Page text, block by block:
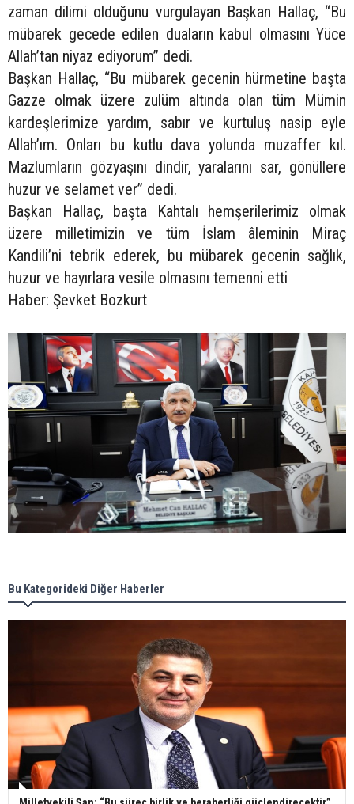
zaman dilimi olduğunu vurgulayan Başkan Hallaç, “Bu
mübarek gecede edilen duaların kabul olmasını Yüce
Allah’tan niyaz ediyorum” dedi.
Başkan Hallaç, “Bu mübarek gecenin hürmetine başta
Gazze olmak üzere zulüm altında olan tüm Mümin
kardeşlerimize yardım, sabır ve kurtuluş nasip eyle
Allah’ım. Onları bu kutlu dava yolunda muzaffer kıl.
Mazlumların gözyaşını dindir, yaralarını sar, gönüllere
huzur ve selamet ver” dedi.
Başkan Hallaç, başta Kahtalı hemşerilerimiz olmak
üzere milletimizin ve tüm İslam âleminin Miraç
Kandili’ni tebrik ederek, bu mübarek gecenin sağlık,
huzur ve hayırlara vesile olmasını temenni etti
Haber: Şevket Bozkurt
Bu Kategorideki Diğer Haberler